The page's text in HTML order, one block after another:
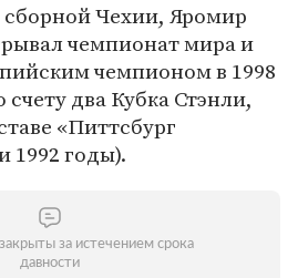
сборной Чехии, Яромир
чемпионат мира и
чемпионом в 1998
счету два Кубка Стэнли,
«Питтсбург
1992 годы).
за истечением срока
давности